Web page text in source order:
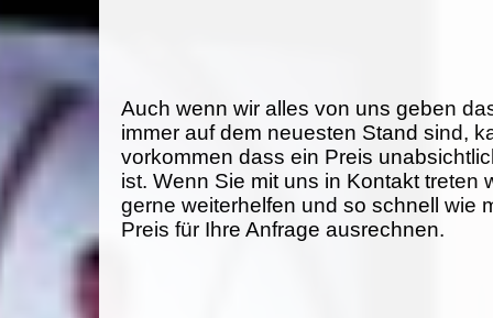
Auch wenn wir alles von uns geben
immer auf dem neuesten Stand sind,
vorkommen dass ein Preis
ist. Wenn Sie mit uns in Kontakt treten
gerne weiterhelfen und so schnell wie
Preis für Ihre Anfrage ausrechnen.